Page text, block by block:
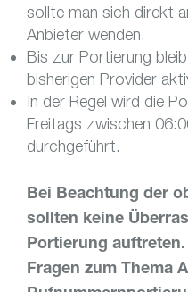
sollte man sich direkt
Anbieter wenden.
Bis zur Portierung
bisherigen Provider
In der Regel wird die
Freitags zwischen
durchgeführt.
Bei Beachtung der
sollten keine
Portierung
Fragen zum Thema